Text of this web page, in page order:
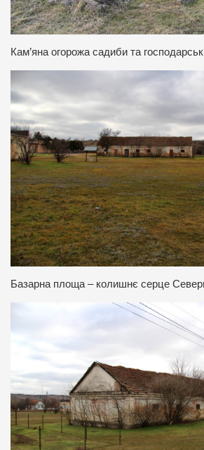
Кам’яна огорожа садиби та
Базарна площа – колишнє серце